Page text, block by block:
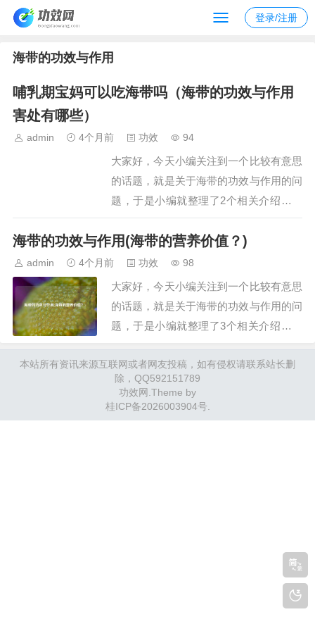
登录/注册
海带的功效与作用
哺乳期宝妈可以吃海带吗（海带的功效与作用
害处有哪些）
admin 4个月前 功效 94
大家好，今天小编关注到一个比较有意思
的话题，就是关于海带的功效与作用的问
题，于是小编就整理了2个相关介绍海带
的功效与作用的解答，让我们一起看看
吧。文章目录：哺乳期宝妈可以吃海带吗
海带的功效与作用害处有哪些一、哺乳期
宝妈可以吃海带吗海带是一种非常好的做
家常菜的食材。海带对机体的体液免疫、
…
海带的功效与作用(海带的营养价值？)
admin 4个月前 功效 98
大家好，今天小编关注到一个比较有意思
的话题，就是关于海带的功效与作用的问
题，于是小编就整理了3个相关介绍海带
吧。海带是补充什么营养的？海带是一种
营养价值很高的蔬菜，同时具有一定的药
用价值。含有丰富的碘等矿物质元素。海
带含热量低、蛋白质含量中等、矿物质丰
本站所有资讯来源互联网或者网友投稿，如有侵权请联系站长删
除，QQ592151789
功效网 .Theme by
桂ICP备2026003904号.